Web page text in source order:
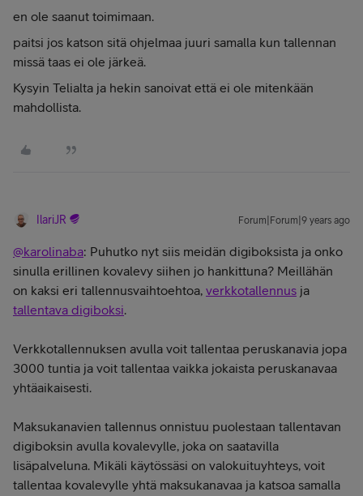
en ole saanut toimimaan.
paitsi jos katson sitä ohjelmaa juuri samalla kun tallennan
missä taas ei ole järkeä.
Kysyin Telialta ja hekin sanoivat että ei ole mitenkään
mahdollista.
IlariJR Forum|Forum|9 years ago
@karolinaba: Puhutko nyt siis meidän digiboksista ja onko
sinulla erillinen kovalevy siihen jo hankittuna? Meillähän
on kaksi eri tallennusvaihtoehtoa, verkkotallennus ja
tallentava digiboksi.
Verkkotallennuksen avulla voit tallentaa peruskanavia jopa
3000 tuntia ja voit tallentaa vaikka jokaista peruskanavaa
yhtäaikaisesti.
Maksukanavien tallennus onnistuu puolestaan tallentavan
digiboksin avulla kovalevylle, joka on saatavilla
lisäpalveluna. Mikäli käytössäsi on valokuituyhteys, voit
tallentaa kovalevylle yhtä maksukanavaa ja katsoa samalla